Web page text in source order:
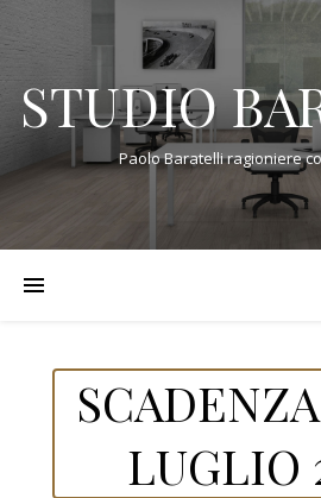
STUDIO
Paolo Baratelli ragioniere
LUGLIO